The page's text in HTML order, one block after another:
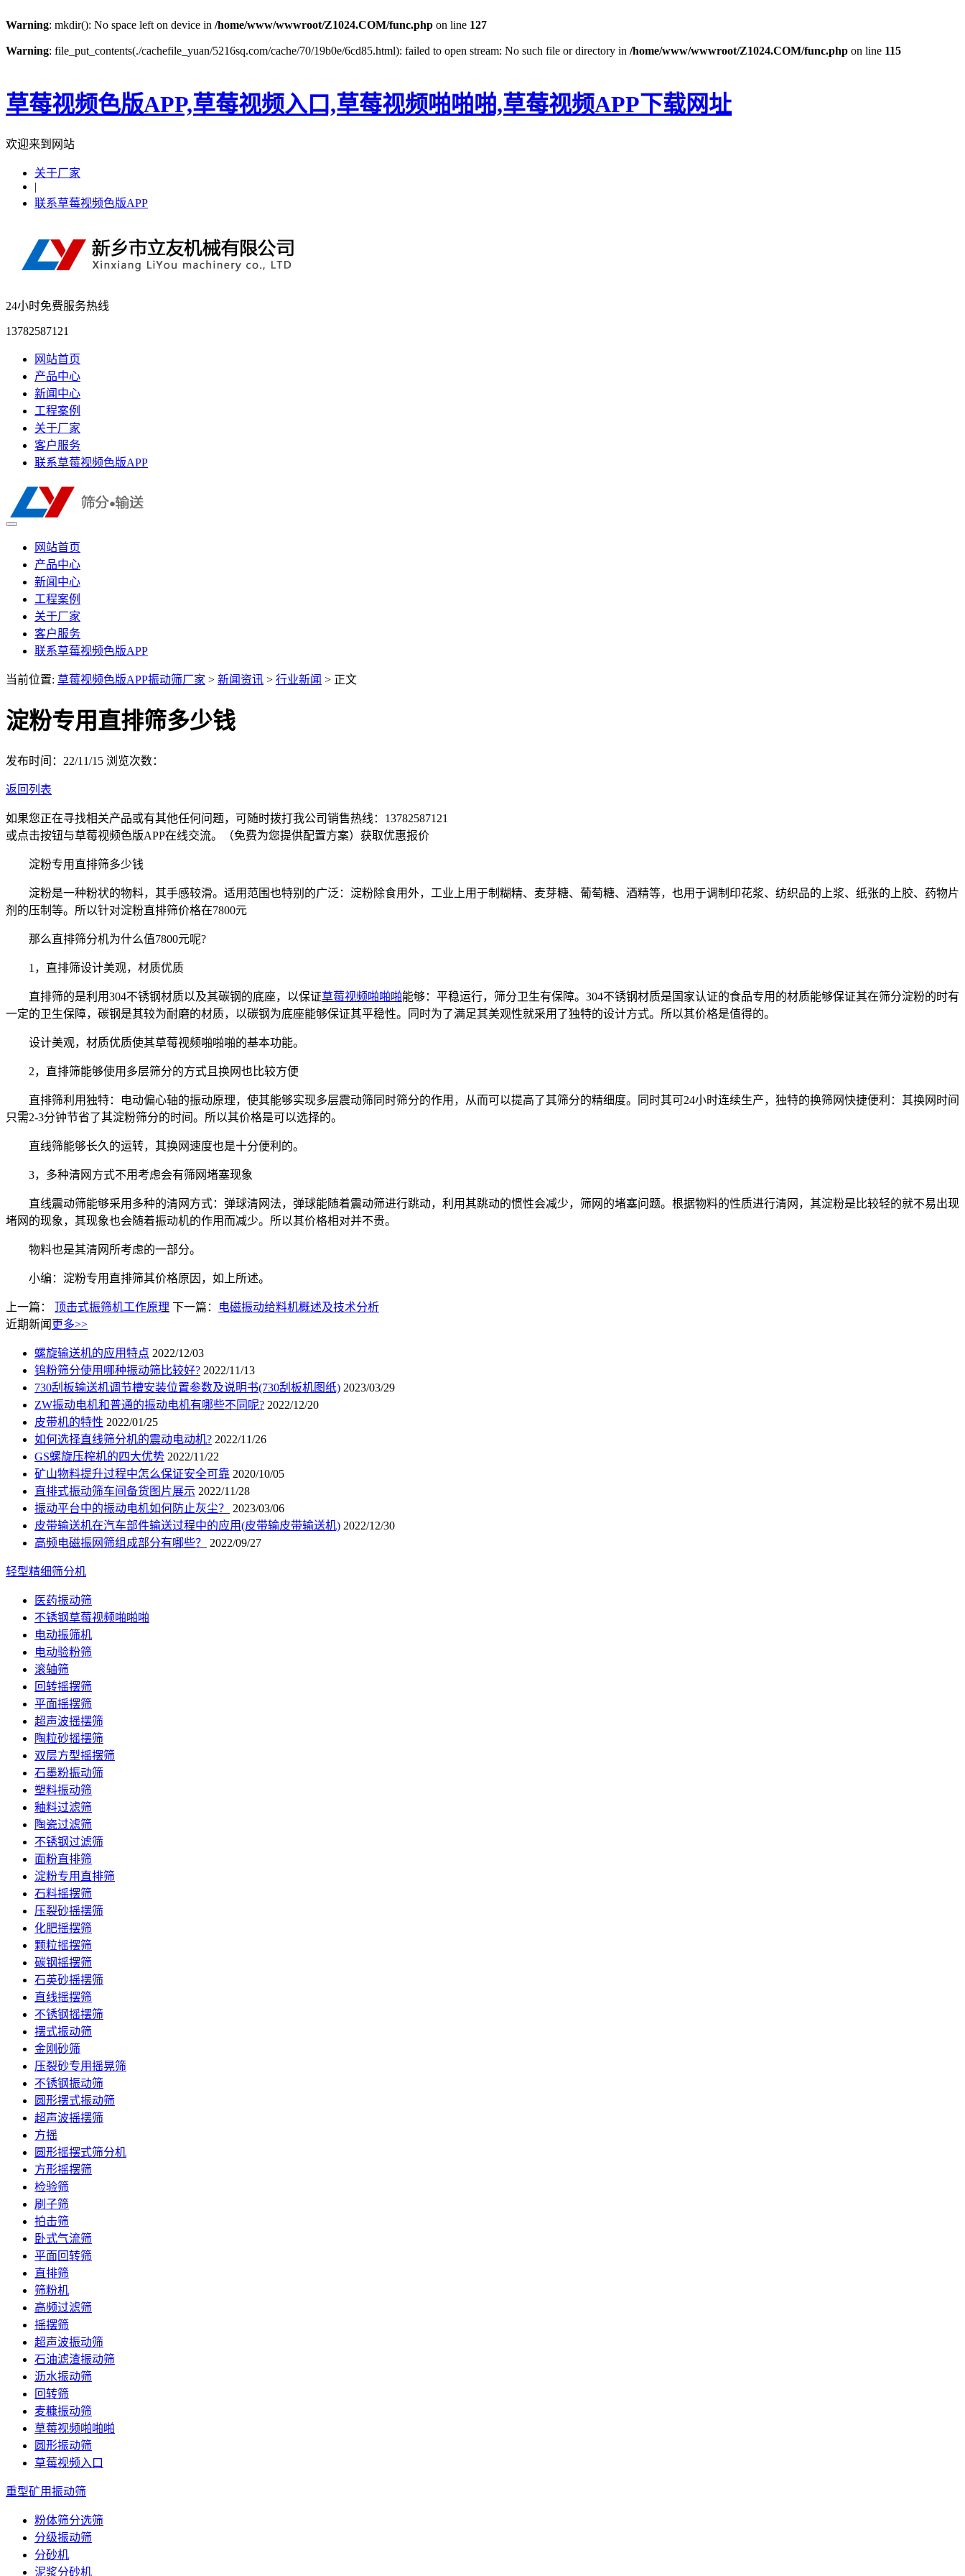
Warning: mkdir(): No space left on device in /home/www/wwwroot/Z1024.COM/func.php on line 127
Warning: file_put_contents(./cachefile_yuan/5216sq.com/cache/70/19b0e/6cd85.html): failed to open stream: No such file or directory in /home/www/wwwroot/Z1024.COM/func.php on line 115
草莓视频色版APP,草莓视频入口,草莓视频啪啪啪,草莓视频APP下载网址
欢迎来到网站
关于厂家
|
联系草莓视频色版APP
24小时免费服务热线
13782587121
网站首页
产品中心
新闻中心
工程案例
关于厂家
客户服务
联系草莓视频色版APP
网站首页
产品中心
新闻中心
工程案例
关于厂家
客户服务
联系草莓视频色版APP
当前位置: 草莓视频色版APP振动筛厂家 > 新闻资讯 > 行业新闻 > 正文
淀粉专用直排筛多少钱
发布时间：22/11/15 浏览次数：
返回列表
如果您正在寻找相关产品或有其他任何问题，可随时拨打我公司销售热线： 13782587121
或点击按钮与草莓视频色版APP在线交流。（免费为您提供配置方案） 获取优惠报价
淀粉专用直排筛多少钱
淀粉是一种粉状的物料，其手感较滑。适用范围也特别的广泛：淀粉除食用外，工业上用于制糊精、麦芽糖、葡萄糖、酒精等，也用于调制印花浆、纺织品的上浆、纸张的上胶、药物片
剂的压制等。所以针对淀粉直排筛价格在7800元
那么直排筛分机为什么值7800元呢?
1，直排筛设计美观，材质优质
直排筛的是利用304不锈钢材质以及其碳钢的底座，以保证草莓视频啪啪啪能够：平稳运行，筛分卫生有保障。304不锈钢材质是国家认证的食品专用的材质能够保证其在筛分淀粉的时有
一定的卫生保障，碳钢是其较为耐磨的材质，以碳钢为底座能够保证其平稳性。同时为了满足其美观性就采用了独特的设计方式。所以其价格是值得的。
设计美观，材质优质使其草莓视频啪啪啪的基本功能。
2，直排筛能够使用多层筛分的方式且换网也比较方便
直排筛利用独特：电动偏心轴的振动原理，使其能够实现多层震动筛同时筛分的作用，从而可以提高了其筛分的精细度。同时其可24小时连续生产，独特的换筛网快捷便利：其换网时间
只需2-3分钟节省了其淀粉筛分的时间。所以其价格是可以选择的。
直线筛能够长久的运转，其换网速度也是十分便利的。
3，多种清网方式不用考虑会有筛网堵塞现象
直线震动筛能够采用多种的清网方式：弹球清网法，弹球能随着震动筛进行跳动，利用其跳动的惯性会减少，筛网的堵塞问题。根据物料的性质进行清网，其淀粉是比较轻的就不易出现
堵网的现象，其现象也会随着振动机的作用而减少。所以其价格相对并不贵。
物料也是其清网所考虑的一部分。
小编：淀粉专用直排筛其价格原因，如上所述。
上一篇： 顶击式振筛机工作原理 下一篇：
电磁振动给料机概述及技术分析
近期新闻 更多>>
螺旋输送机的应用特点 2022/12/03
钨粉筛分使用哪种振动筛比较好? 2022/11/13
730刮板输送机调节槽安装位置参数及说明书(730刮板机图纸) 2023/03/29
ZW振动电机和普通的振动电机有哪些不同呢? 2022/12/20
皮带机的特性 2022/01/25
如何选择直线筛分机的震动电动机? 2022/11/26
GS螺旋压榨机的四大优势 2022/11/22
矿山物料提升过程中怎么保证安全可靠 2020/10/05
直排式振动筛车间备货图片展示 2022/11/28
振动平台中的振动电机如何防止灰尘？
2023/03/06
皮带输送机在汽车部件输送过程中的应用(皮带输皮带输送机) 2022/12/30
高频电磁振网筛组成部分有哪些？
2022/09/27
轻型精细筛分机
医药振动筛
不锈钢草莓视频啪啪啪
电动振筛机
电动验粉筛
滚轴筛
回转摇摆筛
平面摇摆筛
超声波摇摆筛
陶粒砂摇摆筛
双层方型摇摆筛
石墨粉振动筛
塑料振动筛
釉料过滤筛
陶瓷过滤筛
不锈钢过滤筛
面粉直排筛
淀粉专用直排筛
石料摇摆筛
压裂砂摇摆筛
化肥摇摆筛
颗粒摇摆筛
碳钢摇摆筛
石英砂摇摆筛
直线摇摆筛
不锈钢摇摆筛
摆式振动筛
金刚砂筛
压裂砂专用摇晃筛
不锈钢振动筛
圆形摆式振动筛
超声波摇摆筛
方摇
圆形摇摆式筛分机
方形摇摆筛
检验筛
刷子筛
拍击筛
卧式气流筛
平面回转筛
直排筛
筛粉机
高频过滤筛
摇摆筛
超声波振动筛
石油滤渣振动筛
沥水振动筛
回转筛
麦糠振动筛
草莓视频啪啪啪
圆形振动筛
草莓视频入口
重型矿用振动筛
粉体筛分选筛
分级振动筛
分砂机
泥浆分砂机